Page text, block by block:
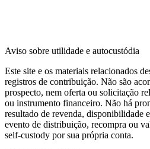
Aviso sobre utilidade e autocustódia
Este site e os materiais relacionados
registros de contribuição. Não são
prospecto, nem oferta ou solicitação
ou instrumento financeiro. Não há
resultado de revenda, disponibilidade
evento de distribuição, recompra ou
self-custody por sua própria conta.